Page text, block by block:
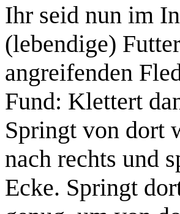
Ihr seid nun im
(lebendige)
angreifenden
Fund: Klettert
Springt von dort
nach rechts und
Ecke. Springt